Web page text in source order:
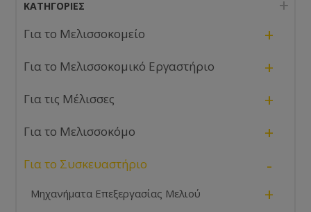
ΚΑΤΗΓΟΡΊΕΣ
Για το Μελισσοκομείο +
Για το Μελισσοκομικό Εργαστήριο +
Για τις Μέλισσες +
Για το Μελισσοκόμο +
Για το Συσκευαστήριο -
Μηχανήματα Επεξεργασίας Μελιού +